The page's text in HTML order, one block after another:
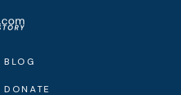
BLOG
DONATE